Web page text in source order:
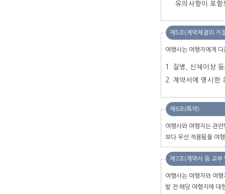
유의사항이 포함
제5조(계약체결의 거
여행사는 여행자에게
질병, 신체이상
계약서에 명시한
제6조(특약)
여행사와 여행자는 관
보다 우선 적용됨을 여
제7조(계약서 등 교부
여행사는 여행자와 여
발 전 해당 여행지에 대